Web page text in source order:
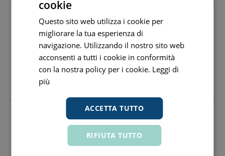
PHYTOSPHINGOSINE - LENS ESCULENTA (LENTIL) SEED
EXTRACT - POLYMETHYLSILSESQUIOXANE - SALICYLIC
ACID - ZINC LACTATE - ASIATICOSIDE - ACACIA
DECURRENS FLOWER CERA (ACACIA DECURRENS
FLOWER WAX) - POLYGLYCERIN-3 - GLYCYRRHIZA
INFLATA ROOT EXTRACT - SODIUM BENZOATE -
RHAMNOSE - GLUCOSE - GLUCURONIC ACID -
Produttore
Uriage Laboratoires Dermatolog04628720965 www.labo-
uriage.com
cookie
Questo sito web utilizza i cookie per
migliorare la tua esperienza di
navigazione. Utilizzando il nostro sito web
acconsenti a tutti i cookie in conformità
con la nostra policy per i cookie. Leggi di
più
ACCETTA TUTTO
RIFIUTA TUTTO